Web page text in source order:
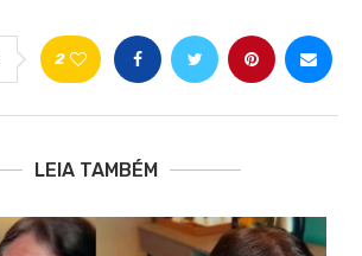
2
LEIA TAMBÉM